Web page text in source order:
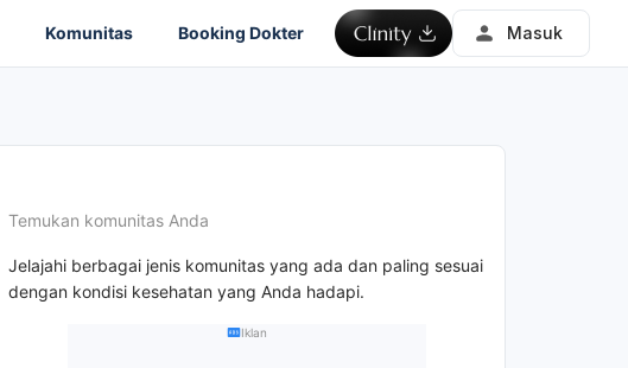
Komunitas Booking Dokter Masuk
Temukan komunitas Anda
Jelajahi berbagai jenis komunitas yang ada dan paling sesuai
dengan kondisi kesehatan yang Anda hadapi.
Iklan